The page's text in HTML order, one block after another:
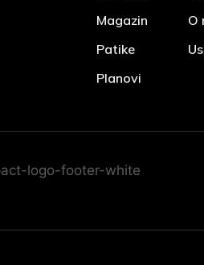
Magazin
Patike
Planovi
O